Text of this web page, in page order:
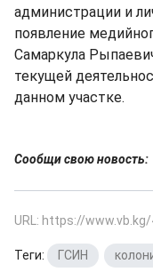
администрации и
появление
Самаркула
текущей
данном участке.
Сообщи свою
URL: https://
Теги: ГСИН